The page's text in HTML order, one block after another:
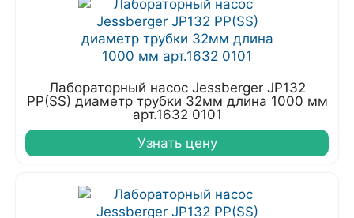
Лабораторный насос Jessberger JP132
PP(SS) диаметр трубки 32мм длина 1000 мм
арт.1632 0101
Узнать цену